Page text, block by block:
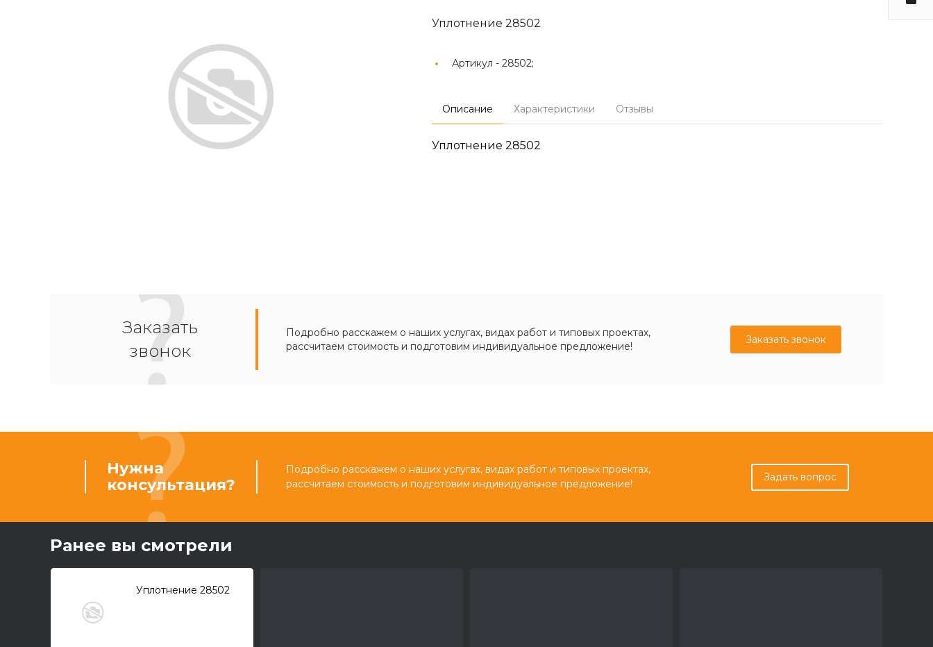
Уплотнение 28502
Артикул - 28502;
Описание Характеристики Отзывы
Уплотнение 28502
Заказать
звонок
Подробно расскажем о наших услугах, видах работ и типовых проектах,
рассчитаем стоимость и подготовим индивидуальное предложение!
Заказать звонок
Нужна
консультация?
Подробно расскажем о наших услугах, видах работ и типовых проектах,
рассчитаем стоимость и подготовим индивидуальное предложение!
Задать вопрос
Ранее вы смотрели
Уплотнение 28502